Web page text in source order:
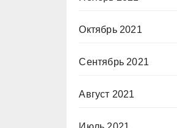
Октябрь 2021
Сентябрь 2021
Август 2021